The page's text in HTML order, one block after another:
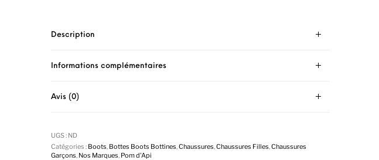
Description
Informations complémentaires
Avis (0)
UGS : ND
Catégories : Boots, Bottes Boots Bottines,Chaussures,Chaussures Filles,Chaussures
Garçons, Nos Marques, Pom d'Api